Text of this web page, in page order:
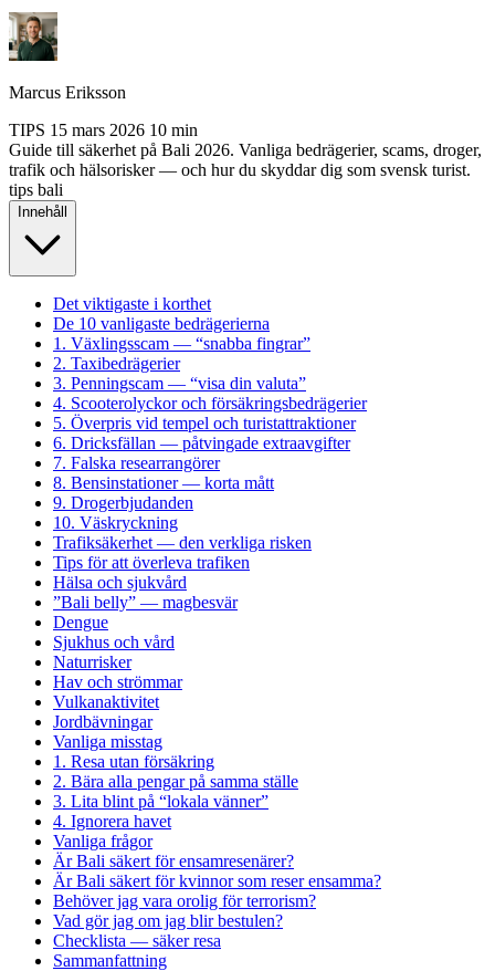
Marcus Eriksson
TIPS 15 mars 2026 10 min
Guide till säkerhet på Bali 2026. Vanliga bedrägerier, scams, droger,
trafik och hälsorisker — och hur du skyddar dig som svensk turist.
tips bali
Innehåll
Det viktigaste i korthet
De 10 vanligaste bedrägerierna
1. Växlingsscam — “snabba fingrar”
2. Taxibedrägerier
3. Penningscam — “visa din valuta”
4. Scooterolyckor och försäkringsbedrägerier
5. Överpris vid tempel och turistattraktioner
6. Dricksfällan — påtvingade extraavgifter
7. Falska researrangörer
8. Bensinstationer — korta mått
9. Drogerbjudanden
10. Väskryckning
Trafiksäkerhet — den verkliga risken
Tips för att överleva trafiken
Hälsa och sjukvård
”Bali belly” — magbesvär
Dengue
Sjukhus och vård
Naturrisker
Hav och strömmar
Vulkanaktivitet
Jordbävningar
Vanliga misstag
1. Resa utan försäkring
2. Bära alla pengar på samma ställe
3. Lita blint på “lokala vänner”
4. Ignorera havet
Vanliga frågor
Är Bali säkert för ensamresenärer?
Är Bali säkert för kvinnor som reser ensamma?
Behöver jag vara orolig för terrorism?
Vad gör jag om jag blir bestulen?
Checklista — säker resa
Sammanfattning